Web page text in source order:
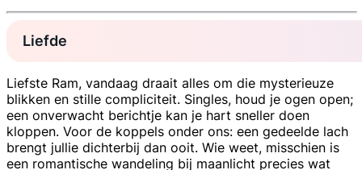
Liefde
Liefste Ram, vandaag draait alles om die mysterieuze
blikken en stille compliciteit. Singles, houd je ogen open;
een onverwacht berichtje kan je hart sneller doen
kloppen. Voor de koppels onder ons: een gedeelde lach
brengt jullie dichterbij dan ooit. Wie weet, misschien is
een romantische wandeling bij maanlicht precies wat